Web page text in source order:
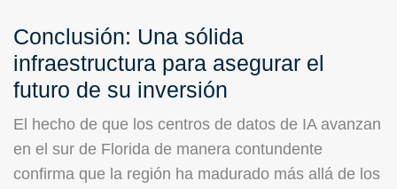
Conclusión: Una sólida
infraestructura para asegurar el
futuro de su inversión
El hecho de que los centros de datos de IA avanzan
en el sur de Florida de manera contundente
confirma que la región ha madurado más allá de los